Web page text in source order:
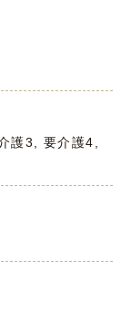
護3, 要介護4,